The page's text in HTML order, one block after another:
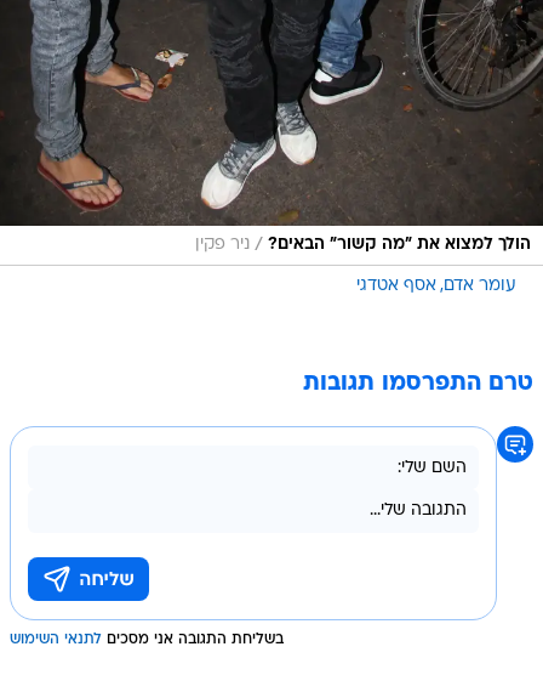
הולך למצוא את "מה קשור" הבאים? / ניר פקין
עומר אדם אסף אטדגי
טרם התפרסמו תגובות
בשליחת התגובה אני מסכים לתנאי השימוש